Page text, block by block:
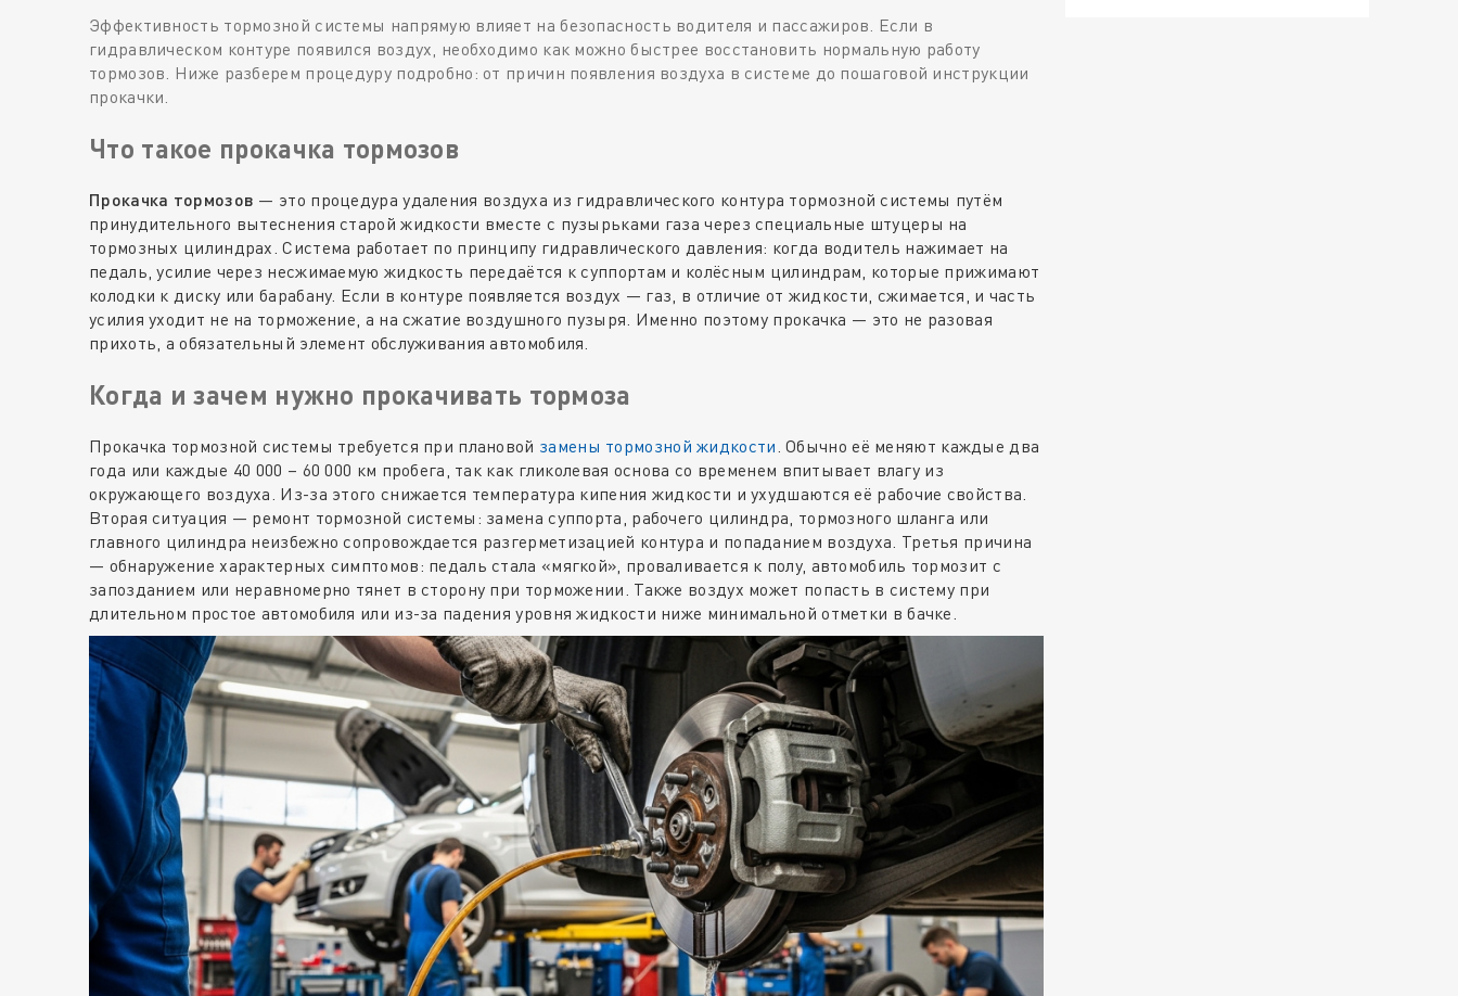
Эффективность тормозной системы напрямую влияет на безопасность водителя и пассажиров. Если в
гидравлическом контуре появился воздух, необходимо как можно быстрее восстановить нормальную работу
тормозов. Ниже разберем процедуру подробно: от причин появления воздуха в системе до пошаговой инструкции
прокачки.
Что такое прокачка тормозов
Прокачка тормозов — это процедура удаления воздуха из гидравлического контура тормозной системы путём
принудительного вытеснения старой жидкости вместе с пузырьками газа через специальные штуцеры на
тормозных цилиндрах. Система работает по принципу гидравлического давления: когда водитель нажимает на
педаль, усилие через несжимаемую жидкость передаётся к суппортам и колёсным цилиндрам, которые прижимают
колодки к диску или барабану. Если в контуре появляется воздух — газ, в отличие от жидкости, сжимается, и часть
усилия уходит не на торможение, а на сжатие воздушного пузыря. Именно поэтому прокачка — это не разовая
прихоть, а обязательный элемент обслуживания автомобиля.
Когда и зачем нужно прокачивать тормоза
Прокачка тормозной системы требуется при плановой замены тормозной жидкости . Обычно её меняют каждые два
года или каждые 40 000 – 60 000 км пробега, так как гликолевая основа со временем впитывает влагу из
окружающего воздуха. Из-за этого снижается температура кипения жидкости и ухудшаются её рабочие свойства.
Вторая ситуация — ремонт тормозной системы: замена суппорта, рабочего цилиндра, тормозного шланга или
главного цилиндра неизбежно сопровождается разгерметизацией контура и попаданием воздуха. Третья причина
— обнаружение характерных симптомов: педаль стала «мягкой», проваливается к полу, автомобиль тормозит с
запозданием или неравномерно тянет в сторону при торможении. Также воздух может попасть в систему при
длительном простое автомобиля или из-за падения уровня жидкости ниже минимальной отметки в бачке.